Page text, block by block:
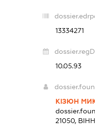
13334271
10.05.93
КІЗЮН
21050,